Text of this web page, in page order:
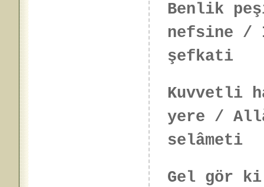
Benlik
nefsine /
şefkati
Kuvvetli
yere /
selâmeti
Gel gör